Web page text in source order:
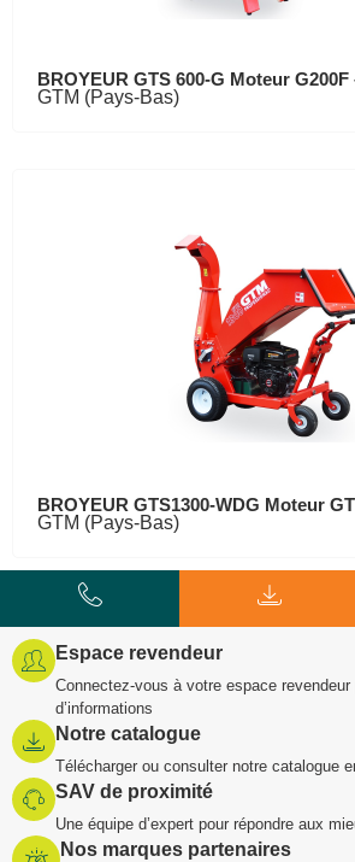
BROYEUR GTS 600-G Moteur G200F
GTM (Pays-Bas)
BROYEUR GTS1300-WDG Moteur
GTM (Pays-Bas)
Espace revendeur
Connectez-vous à votre espace
d’informations
Notre catalogue
Télécharger ou consulter notre catalogue
SAV de proximité
Une équipe d’expert pour répondre aux
Nos marques partenaires